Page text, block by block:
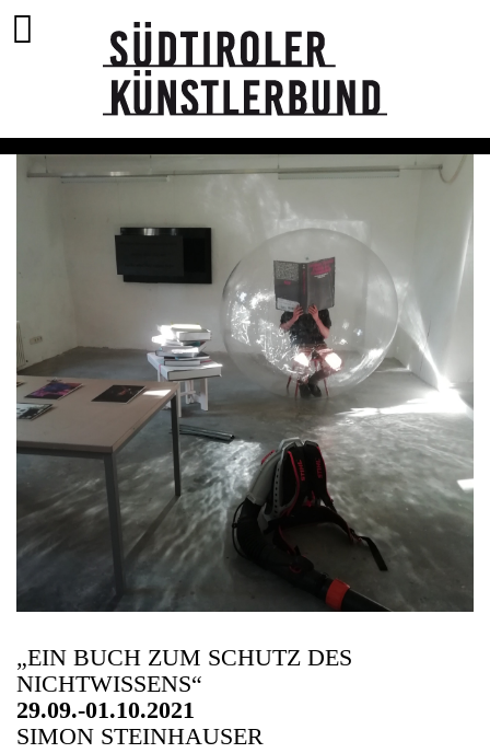
„EIN BUCH ZUM SCHUTZ DES
NICHTWISSENS“
29.09.-01.10.2021
SIMON STEINHAUSER